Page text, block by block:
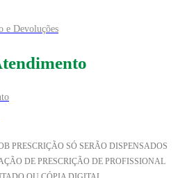
e Devoluções
PRESCRIÇÃO SÓ SERÃO DISPENSADOS
DE PRESCRIÇÃO DE PROFISSIONAL